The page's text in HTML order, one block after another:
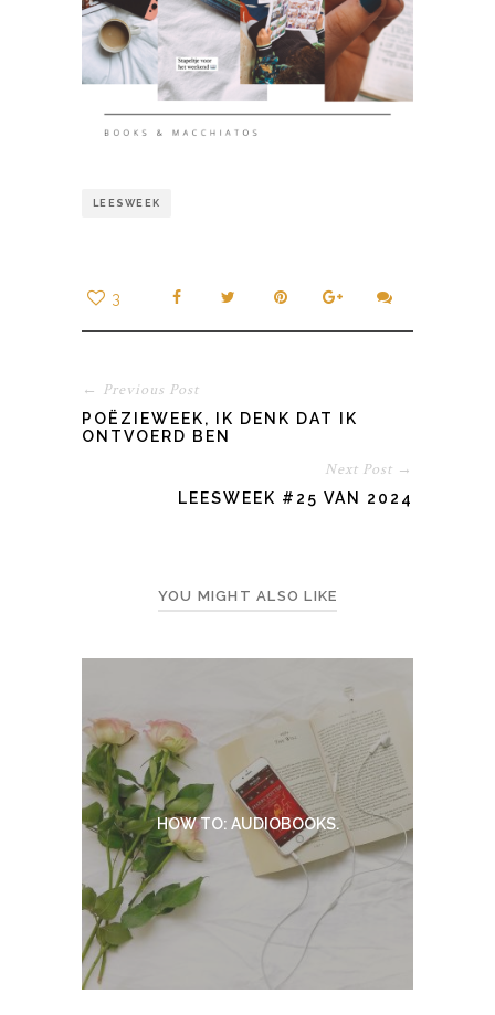
LEESWEEK
3
← Previous Post
POËZIEWEEK, IK DENK DAT IK
ONTVOERD BEN
Next Post →
LEESWEEK #25 VAN 2024
YOU MIGHT ALSO LIKE
HOW TO: AUDIOBOOKS.